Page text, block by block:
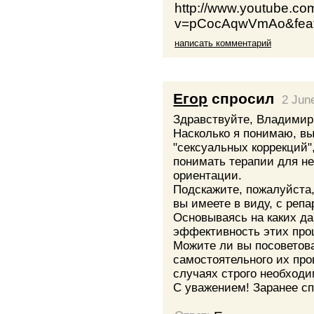
http://
написать комментарий
Егор спросил
2
Здравствуйте,
Насколько я понимаю,
"сексуальных
понимать терапии для
ориентации.
Подскажите,
вы имеете в виду, с
Основываясь на каких
эффективность этих
Можите ли вы
самостоятельного их
случаях строго
С уважением! Заранее